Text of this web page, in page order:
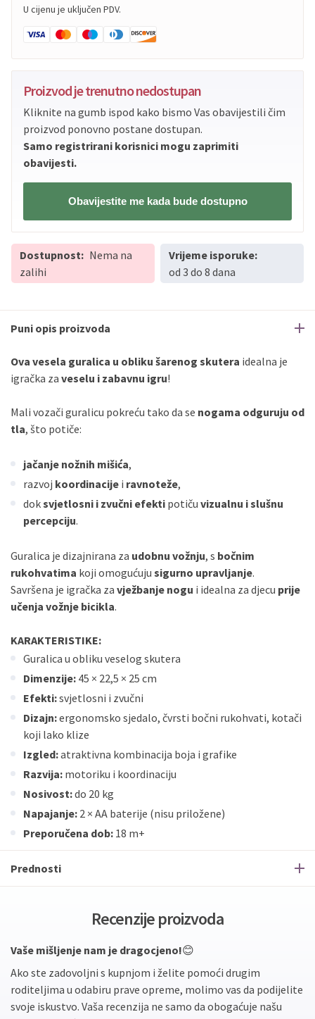
U cijenu je uključen PDV.
Proizvod je trenutno nedostupan
Kliknite na gumb ispod kako bismo Vas obavijestili čim
proizvod ponovno postane dostupan.
Samo registrirani korisnici mogu zaprimiti
obavijesti.
Obavijestite me kada bude dostupno
Dostupnost: Nema na
zalihi
Vrijeme isporuke:
od 3 do 8 dana
Puni opis proizvoda
Ova vesela guralica u obliku šarenog skutera idealna je
igračka za veselu i zabavnu igru!
Mali vozači guralicu pokreću tako da se nogama odguruju od
tla, što potiče:
jačanje nožnih mišića,
razvoj koordinacije i ravnoteže,
doksvjetlosni i zvučni efekti potiču vizualnu i slušnu
percepciju.
Guralica je dizajnirana za udobnu vožnju, s bočnim
rukohvatima koji omogućuju sigurno upravljanje.
Savršena je igračka za vježbanje nogu i idealna za djecu prije
učenja vožnje bicikla.
KARAKTERISTIKE:
Guralica u obliku veselog skutera
Dimenzije: 45 × 22,5 × 25 cm
Efekti:svjetlosni i zvučni
Dizajn:ergonomsko sjedalo, čvrsti bočni rukohvati, kotači
koji lako klize
Izgled:atraktivna kombinacija boja i grafike
Razvija: motoriku i koordinaciju
Nosivost:do 20 kg
Napajanje: 2 × AA baterije (nisu priložene)
Preporučena dob: 18 m+
Prednosti
Recenzije proizvoda
Vaše mišljenje nam je dragocjeno!😊
Ako ste zadovoljni s kupnjom i želite pomoći drugim
roditeljima u odabiru prave opreme, molimo vas da podijelite
svoje iskustvo. Vaša recenzija ne samo da obogaćuje našu